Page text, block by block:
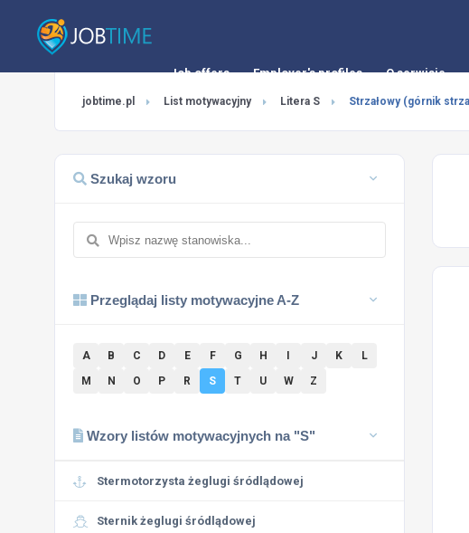
Job offers Employer's profiles O serwisie
jobtime.pl List motywacyjny Litera S Strzałowy (górnik
Szukaj wzoru
Przeglądaj listy motywacyjne A-Z
A B C D E F G H J K
L
M
N O P R S T U W Z
Wzory listów motywacyjnych na "S"
Stermotorzysta żeglugi śródlądowej
Sternik żeglugi śródlądowej